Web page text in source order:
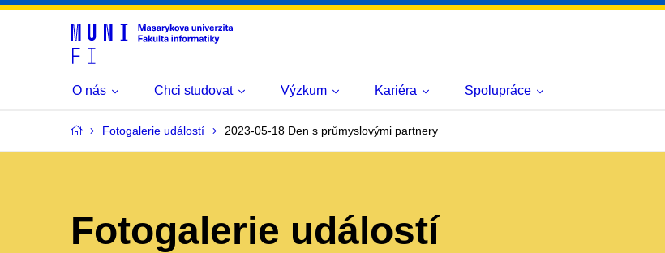
O nás Chci studovat Výzkum Kariéra Spolupráce
Fotogalerie událostí 2023-05-18 Den s průmyslovými partnery
Fotogalerie událostí